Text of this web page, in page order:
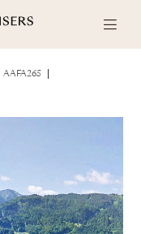
AAFA265